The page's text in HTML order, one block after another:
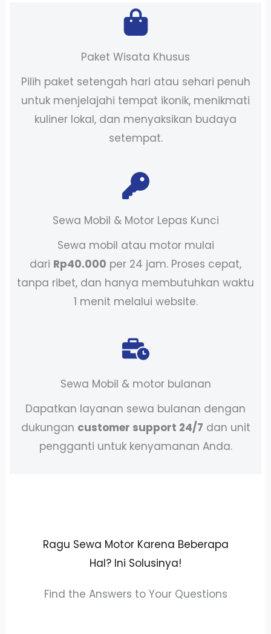
Paket Wisata Khusus
Pilih paket setengah hari atau sehari penuh
untuk menjelajahi tempat ikonik, menikmati
kuliner lokal, dan menyaksikan budaya
setempat.
Sewa Mobil & Motor Lepas Kunci
Sewa mobil atau motor mulai
dari Rp40.000 per 24 jam. Proses cepat,
tanpa ribet, dan hanya membutuhkan waktu
1 menit melalui website.
Sewa Mobil & motor bulanan
Dapatkan layanan sewa bulanan dengan
dukungan customer support 24/7 dan unit
pengganti untuk kenyamanan Anda.
Ragu Sewa Motor Karena Beberapa
Hal? Ini Solusinya!
Find the Answers to Your Questions